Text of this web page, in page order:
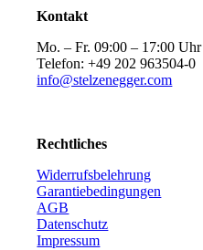
Kontakt
Mo. – Fr. 09:00 – 17:00 Uhr
Telefon: +49 202 963504-0
info@stelzenegger.com
Rechtliches
Widerrufsbelehrung
Garantiebedingungen
AGB
Datenschutz
Impressum